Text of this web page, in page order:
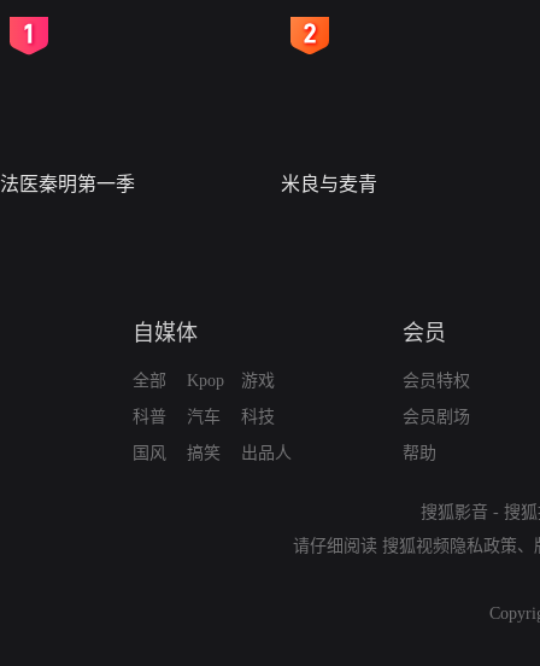
法医秦明第一季 米良与麦青
自媒体
全部
科普
国风
Kpop
汽车
搞笑
游戏
科技
出品人
会员
会员特权
会员剧场
帮助
搜狐影音 - 搜
请仔细阅读 搜狐视频隐私政策、